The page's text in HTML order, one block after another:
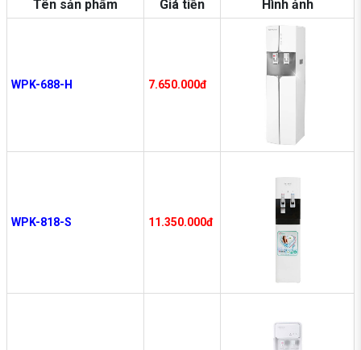
Tên sản phẩm Giá tiền Hình ảnh
WPK-688-H 7.650.000đ
WPK-818-S 11.350.000đ